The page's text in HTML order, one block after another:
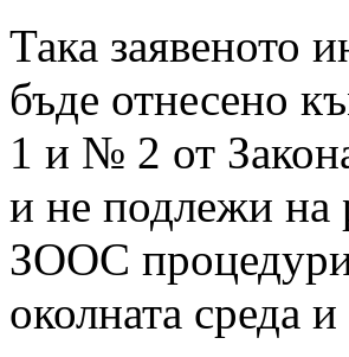
Така заявеното
бъде отнесено
1 и № 2 от
и не подлежи на
ЗООС процедури
околната среда